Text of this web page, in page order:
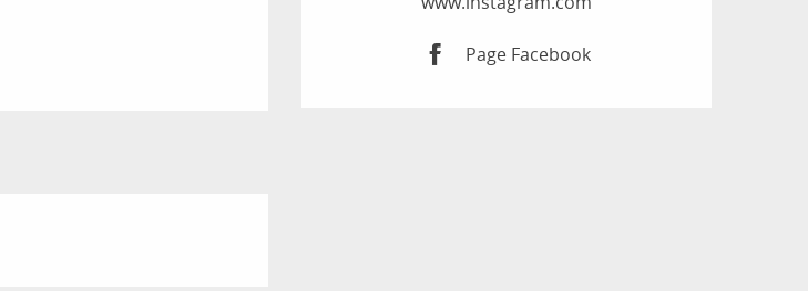
Page Facebook